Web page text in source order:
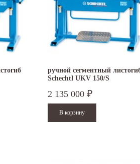
ручной сегментный
Schechtl UKV 150/S
2 135 000 ₽